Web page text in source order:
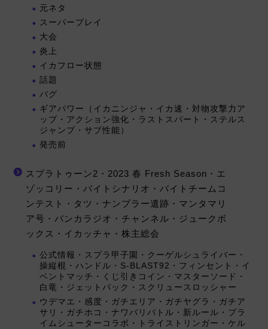
元ネタ
スーパープレイ
大会
炎上
イカフロー状態
話題
バグ
ギアパワー（イカニンジャ・イカ速・対物攻撃力ア
ップ・アクション強化・ラストスパート・ステルス
ジャンプ・サブ性能）
発売前
スプラトゥーン2・2023 春 Fresh Season・エ
ゾッコリー・バイトシナリオ・バイトチームコ
ンテスト・タツ・ナンプラー遺跡・マンタマリ
ア号・バンカラジオ・チャンネル・ジュークボ
ックス・イカッチャ・株主総会
公式情報・スプラ甲子園・クーゲルシュライバー・
操縦棍・ハンドル・S-BLAST92・フィンセント・イ
ベントマッチ・くじ引きコイン・マスターソード・
白竜・ジェットパック・スクリュースロッシャー
ウデマエ・感度・ガチエリア・ガチヤグラ・ガチア
サリ・ガチホコ・ナワバリバトル・新ルール・プラ
イムシューターコラボ・トライストリンガー・ケル